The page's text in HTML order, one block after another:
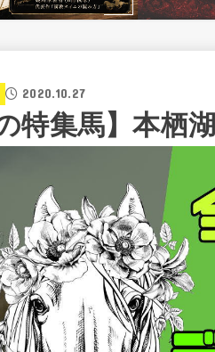
2020.10.27
特集馬】本栖